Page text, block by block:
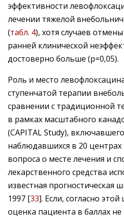
эффективности
лечении тяжелой
(табл. 4), хотя случаев
ранней клинической
достоверно больше (p=0,05).
Роль и место
ступенчатой терапии
сравнении с традиционной
в рамках масштабного
(CAPITAL Study),
наблюдавшихся в 20 центрах
вопроса о месте лечения и
лекарственного средства
известная прогностическая
1997 [33]. Если, согласно
оценка пациента в баллах